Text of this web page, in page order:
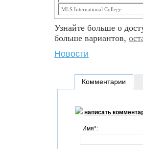
MLS International College
Узнайте больше о
больше вариантов,
Новости
Комментарии
написать
Имя*: